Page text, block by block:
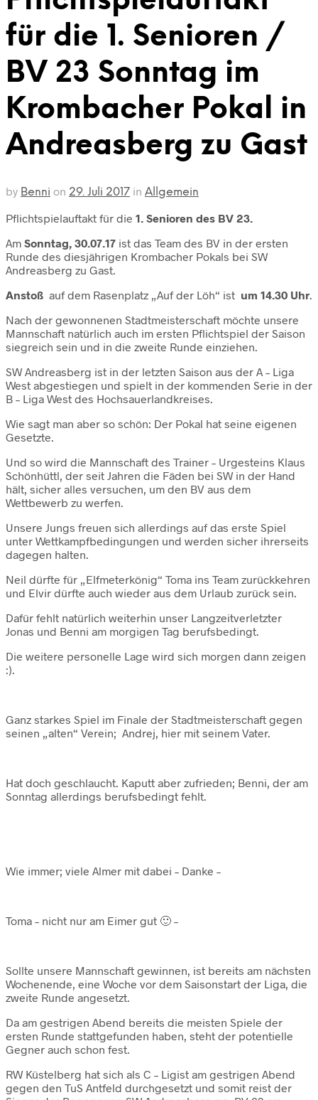
für die 1. Senioren /
BV 23 Sonntag im
Krombacher Pokal in
Andreasberg zu Gast
by Benni on 29. Juli 2017 in Allgemein
Pflichtspielauftakt für die 1. Senioren des BV 23.
Am Sonntag, 30.07.17 ist das Team des BV in der ersten
Runde des diesjährigen Krombacher Pokals bei SW
Andreasberg zu Gast.
Anstoß auf dem Rasenplatz „Auf der Löh“ ist um 14.30 Uhr.
Nach der gewonnenen Stadtmeisterschaft möchte unsere
Mannschaft natürlich auch im ersten Pflichtspiel der Saison
siegreich sein und in die zweite Runde einziehen.
SW Andreasberg ist in der letzten Saison aus der A – Liga
West abgestiegen und spielt in der kommenden Serie in der
B – Liga West des Hochsauerlandkreises.
Wie sagt man aber so schön: Der Pokal hat seine eigenen
Gesetzte.
Und so wird die Mannschaft des Trainer – Urgesteins Klaus
Schönhüttl, der seit Jahren die Fäden bei SW in der Hand
hält, sicher alles versuchen, um den BV aus dem
Wettbewerb zu werfen.
Unsere Jungs freuen sich allerdings auf das erste Spiel
unter Wettkampfbedingungen und werden sicher ihrerseits
dagegen halten.
Neil dürfte für „Elfmeterkönig“ Toma ins Team zurückkehren
und Elvir dürfte auch wieder aus dem Urlaub zurück sein.
Dafür fehlt natürlich weiterhin unser Langzeitverletzter
Jonas und Benni am morgigen Tag berufsbedingt.
Die weitere personelle Lage wird sich morgen dann zeigen
:).
Ganz starkes Spiel im Finale der Stadtmeisterschaft gegen
seinen „alten“ Verein; Andrej, hier mit seinem Vater.
Hat doch geschlaucht. Kaputt aber zufrieden; Benni, der am
Sonntag allerdings berufsbedingt fehlt.
Wie immer; viele Almer mit dabei – Danke –
Toma – nicht nur am Eimer gut 🙂 –
Sollte unsere Mannschaft gewinnen, ist bereits am nächsten
Wochenende, eine Woche vor dem Saisonstart der Liga, die
zweite Runde angesetzt.
Da am gestrigen Abend bereits die meisten Spiele der
ersten Runde stattgefunden haben, steht der potentielle
Gegner auch schon fest.
RW Küstelberg hat sich als C – Ligist am gestrigen Abend
gegen den TuS Antfeld durchgesetzt und somit reist der